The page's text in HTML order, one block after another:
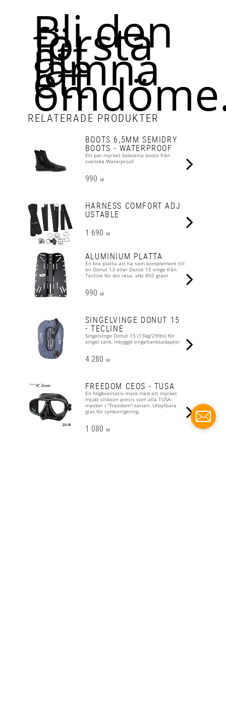
Bli den
första
att
lämna
ett
RELATERADE PRODUKTER
BOOTS 6,5MM SEMIDRY
BOOTS - WATERPROOF
Ett par mycket bekväma boots från
svenska Waterproof.
990 KR
HARNESS COMFORT ADJ
USTABLE
1 690 KR
ALUMINIUM PLATTA
En bra platta att ha som komplement till
en Donut 13 eller Donut 15 vinge från
Tecline för din resa. vikt 850 gram
990 KR
SINGELVINGE DONUT 15
- TECLINE
Singelvinge Donut 15 (13kg/29lbs) för
singel tank, inbyggd singeltanksadapter
4 280 KR
FREEDOM CEOS - TUSA
En högkvalitativ mask med ett mycket
mjukt silikson precis som alla TUSA-
masker i "Freedom"-serien. Utbytbara
glas för synkorrigering.
1 080 KR